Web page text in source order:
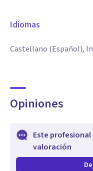
Idiomas
Castellano (Español),
Opiniones
Este
valoración